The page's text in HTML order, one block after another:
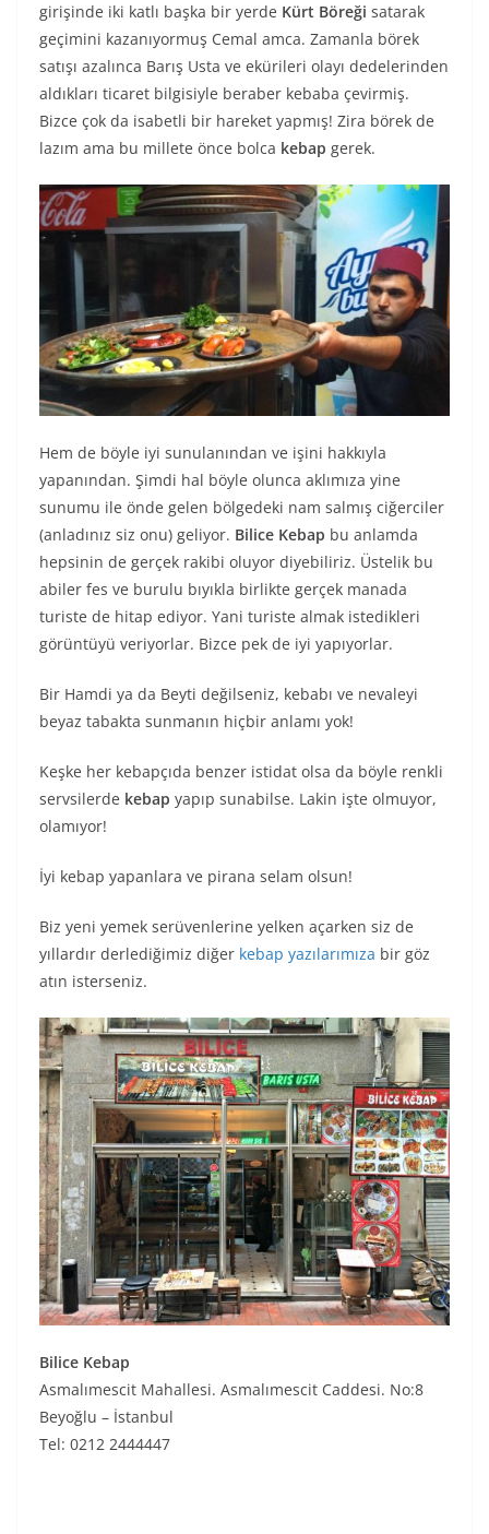
girişinde iki katlı başka bir yerde Kürt Böreği satarak
geçimini kazanıyormuş Cemal amca. Zamanla börek
satışı azalınca Barış Usta ve ekürileri olayı dedelerinden
aldıkları ticaret bilgisiyle beraber kebaba çevirmiş.
Bizce çok da isabetli bir hareket yapmış! Zira börek de
lazım ama bu millete önce bolca kebap gerek.
Hem de böyle iyi sunulanından ve işini hakkıyla
yapanından. Şimdi hal böyle olunca aklımıza yine
sunumu ile önde gelen bölgedeki nam salmış ciğerciler
(anladınız siz onu) geliyor. Bilice Kebap bu anlamda
hepsinin de gerçek rakibi oluyor diyebiliriz. Üstelik bu
abiler fes ve burulu bıyıkla birlikte gerçek manada
turiste de hitap ediyor. Yani turiste almak istedikleri
görüntüyü veriyorlar. Bizce pek de iyi yapıyorlar.
Bir Hamdi ya da Beyti değilseniz, kebabı ve nevaleyi
beyaz tabakta sunmanın hiçbir anlamı yok!
Keşke her kebapçıda benzer istidat olsa da böyle renkli
servsilerde kebap yapıp sunabilse. Lakin işte olmuyor,
olamıyor!
İyi kebap yapanlara ve pirana selam olsun!
Biz yeni yemek serüvenlerine yelken açarken siz de
yıllardır derlediğimiz diğer kebap yazılarımıza bir göz
atın isterseniz.
Bilice Kebap
Asmalımescit Mahallesi. Asmalımescit Caddesi. No:8
Beyoğlu – İstanbul
Tel: 0212 2444447